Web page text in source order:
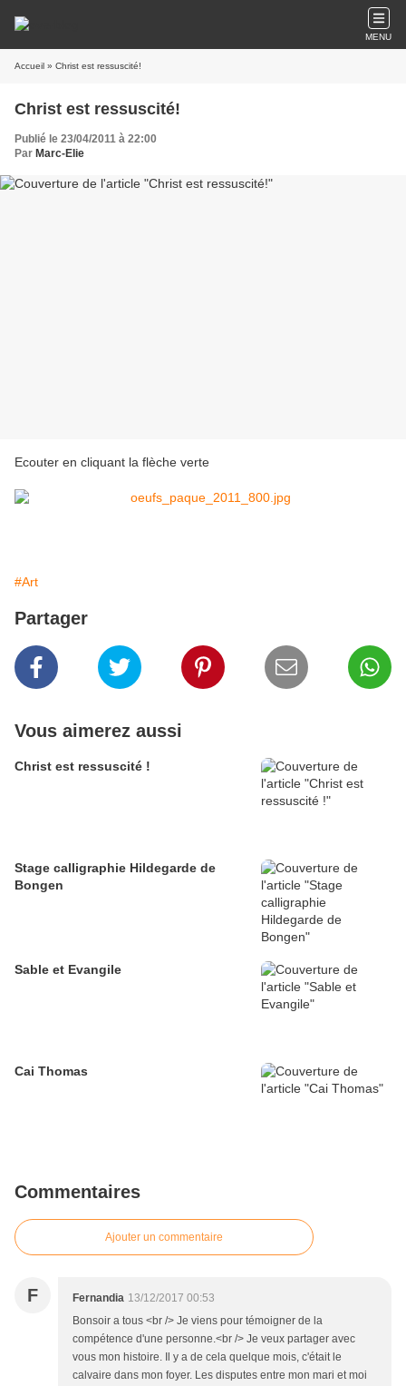
MENU
Accueil » Christ est ressuscité!
Christ est ressuscité!
Publié le 23/04/2011 à 22:00
Par Marc-Elie
Ecouter en cliquant la flèche verte
#Art
Partager
Vous aimerez aussi
Christ est ressuscité !
Stage calligraphie Hildegarde de
Bongen
Sable et Evangile
Cai Thomas
Commentaires
Ajouter un commentaire
F Fernandia 13/12/2017 00:53
Bonsoir a tous <br /> Je viens pour témoigner de la
compétence d'une personne.<br /> Je veux partager avec
vous mon histoire. Il y a de cela quelque mois, c'était le
calvaire dans mon foyer. Les disputes entre mon mari et moi